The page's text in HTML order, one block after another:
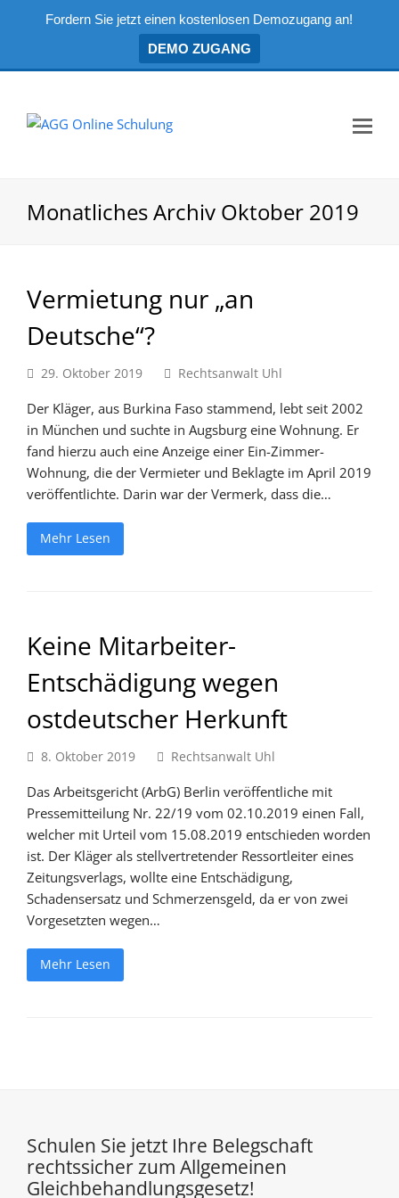
Fordern Sie jetzt einen kostenlosen Demozugang an!
DEMO ZUGANG
Monatliches Archiv Oktober 2019
Vermietung nur „an
Deutsche“?
29. Oktober 2019 Rechtsanwalt Uhl
Der Kläger, aus Burkina Faso stammend, lebt seit 2002
in München und suchte in Augsburg eine Wohnung. Er
fand hierzu auch eine Anzeige einer Ein-Zimmer-
Wohnung, die der Vermieter und Beklagte im April 2019
veröffentlichte. Darin war der Vermerk, dass die…
Mehr Lesen
Keine Mitarbeiter-
Entschädigung wegen
ostdeutscher Herkunft
8. Oktober 2019 Rechtsanwalt Uhl
Das Arbeitsgericht (ArbG) Berlin veröffentliche mit
Pressemitteilung Nr. 22/19 vom 02.10.2019 einen Fall,
welcher mit Urteil vom 15.08.2019 entschieden worden
ist. Der Kläger als stellvertretender Ressortleiter eines
Zeitungsverlags, wollte eine Entschädigung,
Schadensersatz und Schmerzensgeld, da er von zwei
Vorgesetzten wegen…
Mehr Lesen
Schulen Sie jetzt Ihre Belegschaft
rechtssicher zum Allgemeinen
Gleichbehandlungsgesetz!